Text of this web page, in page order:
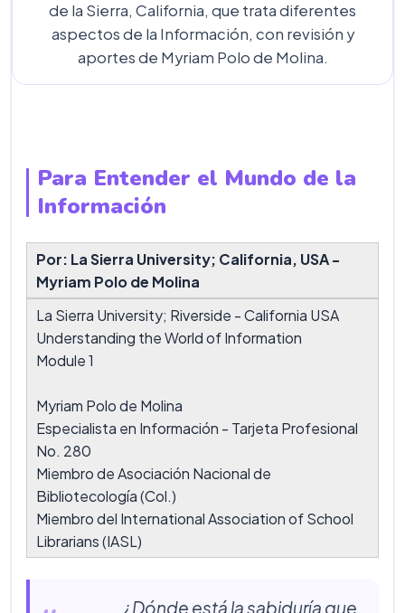
de la Sierra, California, que trata diferentes
aspectos de la Información, con revisión y
aportes de Myriam Polo de Molina.
Para Entender el Mundo de la
Información
Por: La Sierra University; California, USA -
Myriam Polo de Molina
La Sierra University; Riverside - California USA
Understanding the World of Information
Module 1
Myriam Polo de Molina
Especialista en Información - Tarjeta Profesional
No. 280
Miembro de Asociación Nacional de
Bibliotecología (Col.)
Miembro del International Association of School
Librarians (IASL)
¿Dónde está la sabiduría que